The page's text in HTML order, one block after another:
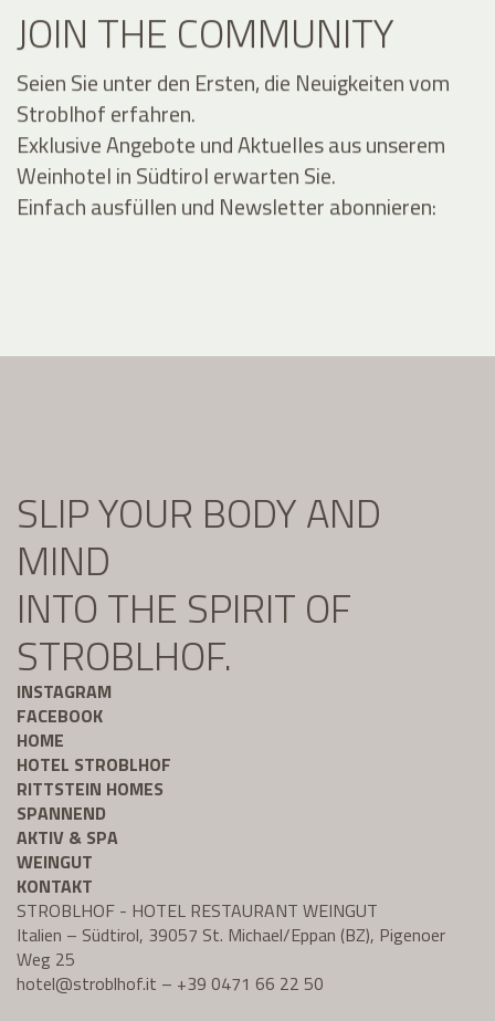
JOIN THE COMMUNITY
Seien Sie unter den Ersten, die Neuigkeiten vom
Stroblhof erfahren.
Exklusive Angebote und Aktuelles aus unserem
Weinhotel in Südtirol erwarten Sie.
Einfach ausfüllen und Newsletter abonnieren:
SLIP YOUR BODY AND
MIND
INTO THE SPIRIT OF
STROBLHOF.
INSTAGRAM
FACEBOOK
HOME
HOTEL STROBLHOF
RITTSTEIN HOMES
SPANNEND
AKTIV & SPA
WEINGUT
KONTAKT
STROBLHOF - HOTEL RESTAURANT WEINGUT
Italien – Südtirol, 39057 St. Michael/Eppan (BZ), Pigenoer
Weg 25
hotel@stroblhof.it – +39 0471 66 22 50